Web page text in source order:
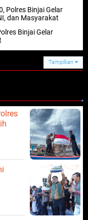
Polres Binjai Gelar
dan Masyarakat
Binjai Gelar
Tampilkan